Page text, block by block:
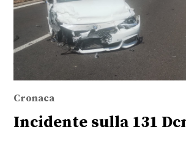
Cronaca
Incidente sulla 131